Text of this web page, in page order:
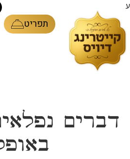
ע
תפריט
דברים